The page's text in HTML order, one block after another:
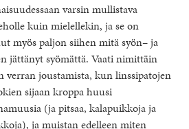
varsin mullistava
kuin mielellekin, ja se on
myös paljon siihen mitä syön– ja
jättänyt syömättä. Vaati nimittäin
verran joustamista, kun linssipatojen
sijaan kroppa huusi
(ja pitsaa, kalapuikkoja ja
ja muistan edelleen miten